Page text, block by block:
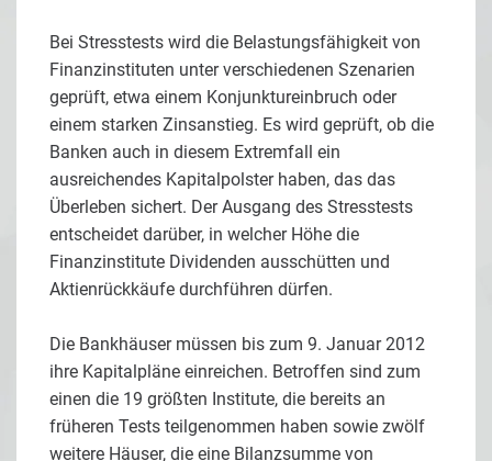
Bei Stresstests wird die Belastungsfähigkeit von
Finanzinstituten unter verschiedenen Szenarien
geprüft, etwa einem Konjunktureinbruch oder
einem starken Zinsanstieg. Es wird geprüft, ob die
Banken auch in diesem Extremfall ein
ausreichendes Kapitalpolster haben, das das
Überleben sichert. Der Ausgang des Stresstests
entscheidet darüber, in welcher Höhe die
Finanzinstitute Dividenden ausschütten und
Aktienrückkäufe durchführen dürfen.
Die Bankhäuser müssen bis zum 9. Januar 2012
ihre Kapitalpläne einreichen. Betroffen sind zum
einen die 19 größten Institute, die bereits an
früheren Tests teilgenommen haben sowie zwölf
weitere Häuser, die eine Bilanzsumme von